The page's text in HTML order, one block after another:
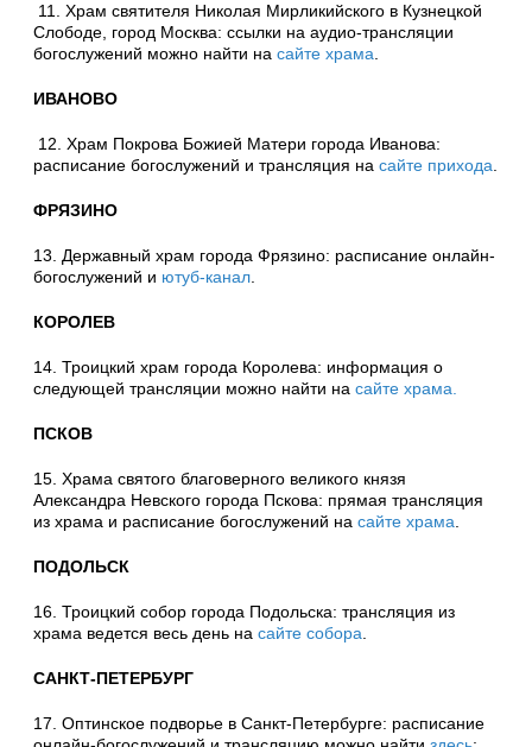
11. Храм святителя Николая Мирликийского в Кузнецкой
Слободе, город Москва: ссылки на аудио-трансляции
богослужений можно найти на сайте храма
ИВАНОВО
12. Храм Покрова Божией Матери города Иванова:
расписание богослужений и трансляция на сайте прихода
ФРЯЗИНО
13. Державный храм города Фрязино: расписание онлайн-
богослужений и ютуб-канал
КОРОЛЕВ
14. Троицкий храм города Королева: информация о
следующей трансляции можно найти на сайте храма.
ПСКОВ
15. Храма святого благоверного великого князя
Александра Невского города Пскова: прямая трансляция
из храма и расписание богослужений на сайте храма
ПОДОЛЬСК
16. Троицкий собор города Подольска: трансляция из
храма ведется весь день на сайте собора
САНКТ-ПЕТЕРБУРГ
17. Оптинское подворье в Санкт-Петербурге: расписание